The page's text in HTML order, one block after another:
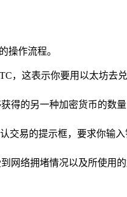
操作流程。
，这表示你要用以太坊
得的另一种加密货币的数
交易的提示框，要求你输
网络拥堵情况以及所使用